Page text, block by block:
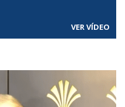
VER VÍDEO